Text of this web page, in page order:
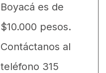
Boyacá es de
$10.000 pesos.
Contáctanos al
teléfono 315